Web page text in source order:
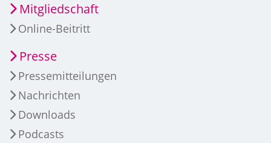
Mitgliedschaft
Online-Beitritt
Presse
Pressemitteilungen
Nachrichten
Downloads
Podcasts